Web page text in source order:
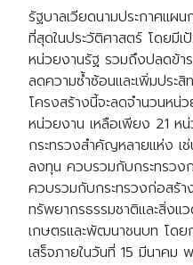
รัฐบาลเวียดนามประกาศแผ
ที่สุดในประวัติศาสตร์ โดยมีเ
หน่วยงานรัฐ รวมถึงปลดข้
ลดความซ้ำซ้อนและเพิ่มประ
โครงสร้างนี้จะลดจำนวนหน่
หน่วยงาน เหลือเพียง 21 ห
กระทรวงสำคัญหลายแห่ง เ
ลงทุน ควบรวมกับกระทรวง
ควบรวมกับกระทรวงก่อสร้า
ทรัพยากรธรรมชาติและสิ่ง
เกษตรและพัฒนาชนบท โดย
เสร็จภายในวันที่ 15 มีนาคม